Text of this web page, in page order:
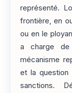
représenté.
frontière, en
ou en le
a charge de
mécanisme
et la question
sanctions.